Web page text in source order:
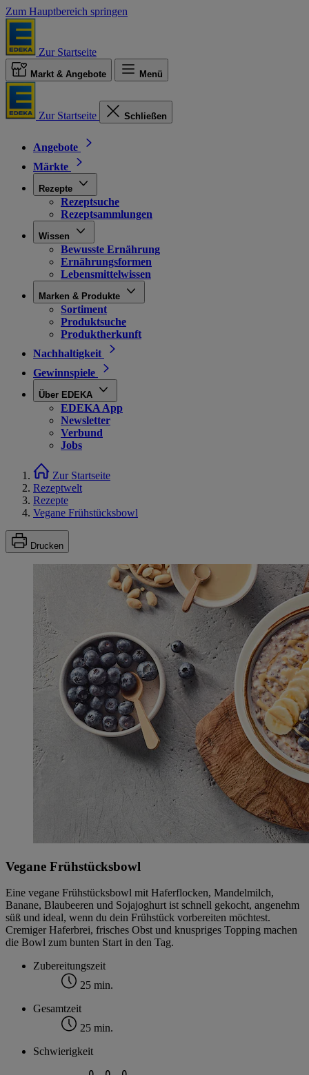
Zum Hauptbereich springen
Zur Startseite
Markt & Angebote Menü
Zur Startseite Schließen
Angebote
Märkte
Rezepte
Rezeptsuche
Rezeptsammlungen
Wissen
Bewusste Ernährung
Ernährungsformen
Lebensmittelwissen
Marken & Produkte
Sortiment
Produktsuche
Produktherkunft
Nachhaltigkeit
Gewinnspiele
Über EDEKA
EDEKA App
Newsletter
Verbund
Jobs
Zur Startseite
Rezeptwelt
Rezepte
Vegane Frühstücksbowl
Drucken
Vegane Frühstücksbowl
Eine vegane Frühstücksbowl mit Haferflocken, Mandelmilch,
Banane, Blaubeeren und Sojajoghurt ist schnell gekocht, angenehm
süß und ideal, wenn du dein Frühstück vorbereiten möchtest.
Cremiger Haferbrei, frisches Obst und knuspriges Topping machen
die Bowl zum bunten Start in den Tag.
Zubereitungszeit
25 min.
Gesamtzeit
25 min.
Schwierigkeit